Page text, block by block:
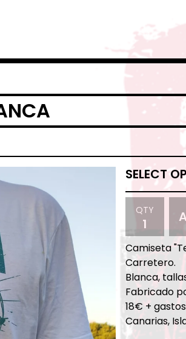
QTY
Camiseta
Carretero.
Blanca,
Fabricado
18€ +
Canarias,